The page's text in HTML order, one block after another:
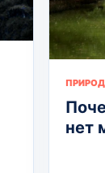
нет